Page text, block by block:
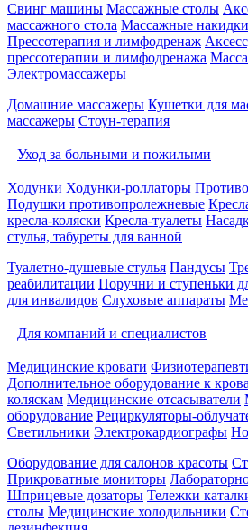
Свинг машины Массажные столы
массажного стола Массажные накидки
Прессотерапия и лимфодренаж
прессотерапии и лимфодренажа
Электромассажеры
Домашние массажеры Кушетки для
массажеры Стоун-терапия
Уход за больными и пожилыми
Ходунки Ходунки-роллаторы
Подушки противопролежневые
кресла-коляски Кресла-туалеты
стулья, табуреты для ванной
Туалетно-душевые стулья Пандусы
реабилитации Поручни и ступеньки
для инвалидов Слуховые аппараты
Для компаний и специалистов
Медицинские кровати
Дополнительное оборудование к
коляскам Медицинские отсасыватели
оборудование Рециркуляторы-
Светильники Электрокардиографы
Оборудование для салонов красоты
Прикроватные мониторы
Шприцевые дозаторы Тележки
столы Медицинские холодильники